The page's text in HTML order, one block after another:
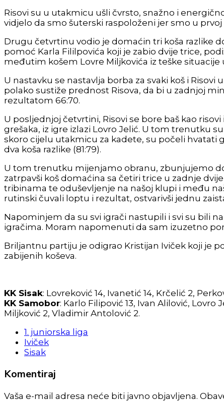
Risovi su u utakmicu ušli čvrsto, snažno i
vidjelo da smo šuterski raspoloženi jer smo u
Drugu četvrtinu vodio je domaćin tri koša razlike
pomoć Karla Fililpovića koji je zabio dvije trice,
međutim košem Lovre Miljkovića iz teške
U nastavku se nastavlja borba za svaki koš i
polako sustiže prednost Risova, da bi u zadnjoj
rezultatom 66:70.
U posljednjoj četvrtini, Risovi se bore baš kao
grešaka, iz igre izlazi Lovro Jelić. U tom trenutku
skoro cijelu utakmicu za kadete, su počeli hvatati
dva koša razlike (81:79).
U tom trenutku mijenjamo obranu, zbunjujemo
zatrpavši koš domaćina sa četiri trice u zadnje
tribinama te oduševljenje na našoj klupi i među
rutinski čuvali loptu i rezultat, ostvarivši jednu
Napominjem da su svi igrači nastupili i svi su bili
igračima. Moram napomenuti da sam izuzetno
Briljantnu partiju je odigrao Kristijan Iviček koji je
zabijenih koševa.
KK Sisak: Lovreković 14, Ivanetić 14, Krčelić 2,
KK Samobor: Karlo Filipović 13, Ivan Alilović, Lovro
Miljković 2, Vladimir Antolović 2.
1. juniorska liga
Iviček
Sisak
Komentiraj
Vaša e-mail adresa neće biti javno objavljena.